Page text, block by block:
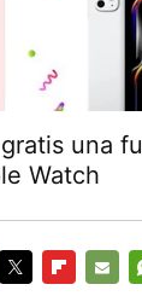
una
Watch